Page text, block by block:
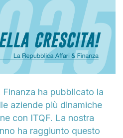
ha pubblicato la
aziende più dinamiche
con ITQF. La nostra
ha raggiunto questo